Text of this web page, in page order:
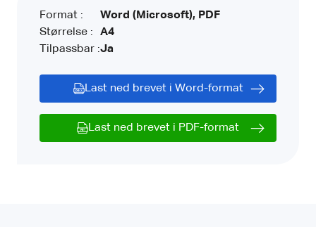
Format :
Størrelse :
Tilpassbar :
Word (Microsoft), PDF
A4
Ja
Last ned brevet i Word-format
Last ned brevet i PDF-format